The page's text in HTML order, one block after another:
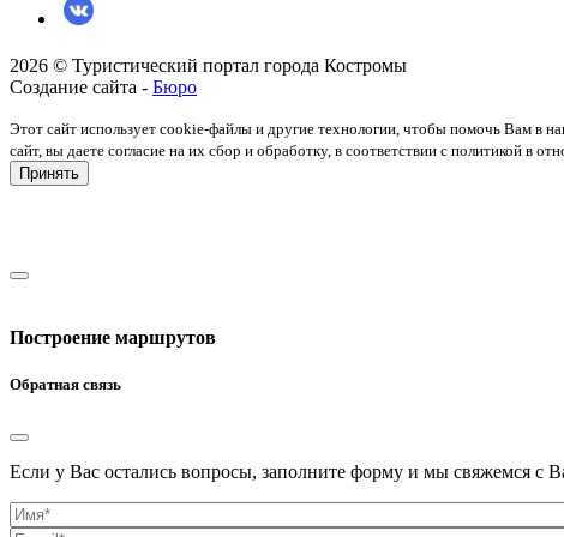
2026 © Туристический портал города Костромы
Создание сайта - Бюро
Этот сайт использует cookie-файлы и другие технологии, чтобы помочь Вам в
сайт, вы даете согласие на их сбор и обработку, в соответствии с политикой в
Принять
Построение маршрутов
Обратная связь
Если у Вас остались вопросы, заполните форму и мы свяжемся с